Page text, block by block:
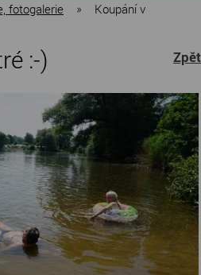
fotogalerie »
Koupání v
:-) Zpět